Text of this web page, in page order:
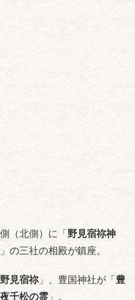
（北側）に「野見宿祢神
」の三社の相殿が鎮座。
野見宿祢」、豊国神社が「豊
千松の霊 」。